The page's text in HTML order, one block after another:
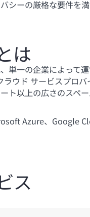
ーの厳格な要件を満
は
一の企業によっ
ウド サービスプロ
以上の広さのスペ
Azure、
ス